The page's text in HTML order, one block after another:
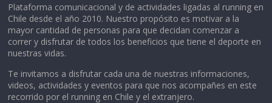
Plataforma comunicacional y de actividades ligadas al running en
Chile desde el año 2010. Nuestro propósito es motivar a la
mayor cantidad de personas para que decidan comenzar a
correr y disfrutar de todos los beneficios que tiene el deporte en
nuestras vidas.
Te invitamos a disfrutar cada una de nuestras informaciones,
videos, actividades y eventos para que nos acompañes en este
recorrido por el running en Chile y el extranjero.